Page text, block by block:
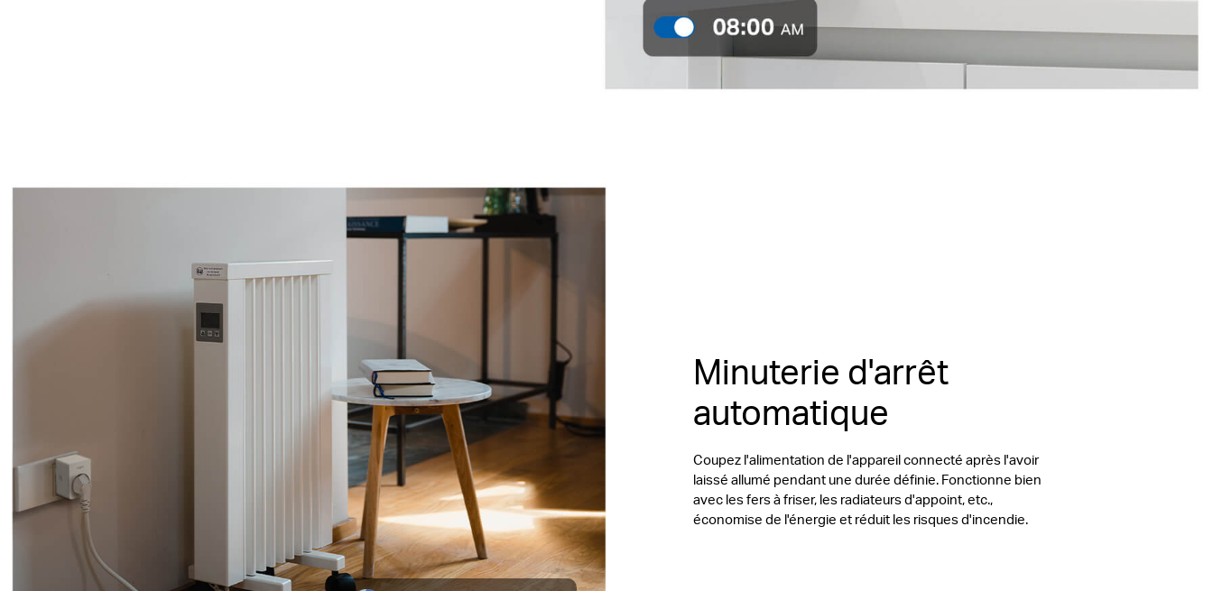
Minuterie d'arrêt
automatique
Coupez l'alimentation de l'appareil connecté après l'avoir
laissé allumé pendant une durée définie. Fonctionne bien
avec les fers à friser, les radiateurs d'appoint, etc.,
économise de l'énergie et réduit les risques d'incendie.